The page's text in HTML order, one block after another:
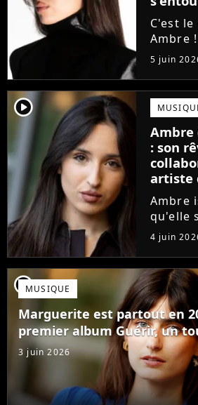
C'est
Ambre
la Star
J'me
5 juin
player2
Ambre
: son
artiste
des
génie"
Ambre
qu'elle
cette
single
4 juin
player2MUSIQUE
Marguerite est partout en
premier album Guérir, un
3 juin 2026